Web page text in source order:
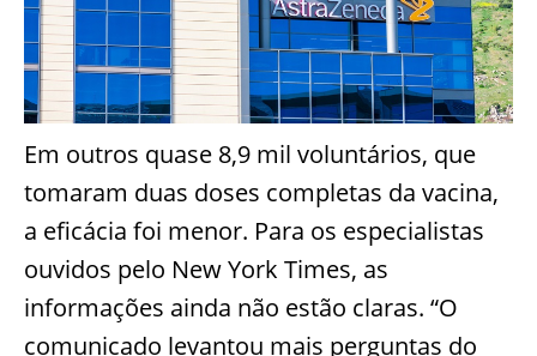
Em outros quase 8,9 mil voluntários, que
tomaram duas doses completas da vacina,
a eficácia foi menor. Para os especialistas
ouvidos pelo New York Times, as
informações ainda não estão claras. “O
comunicado levantou mais perguntas do